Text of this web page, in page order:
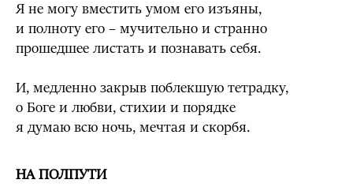
Я не могу вместить умом его изъяны,
и полноту его – мучительно и странно
прошедшее листать и познавать себя.
И, медленно закрыв поблекшую тетрадку,
о Боге и любви, стихии и порядке
я думаю всю ночь, мечтая и скорбя.
НА ПОЛПУТИ